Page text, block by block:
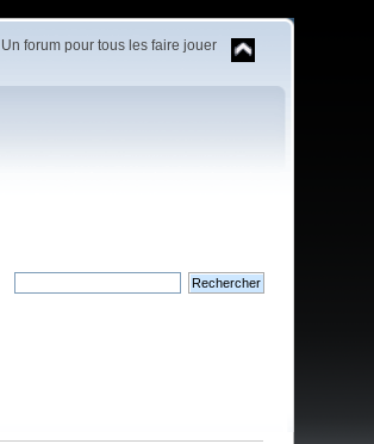
Un forum pour tous les faire jouer